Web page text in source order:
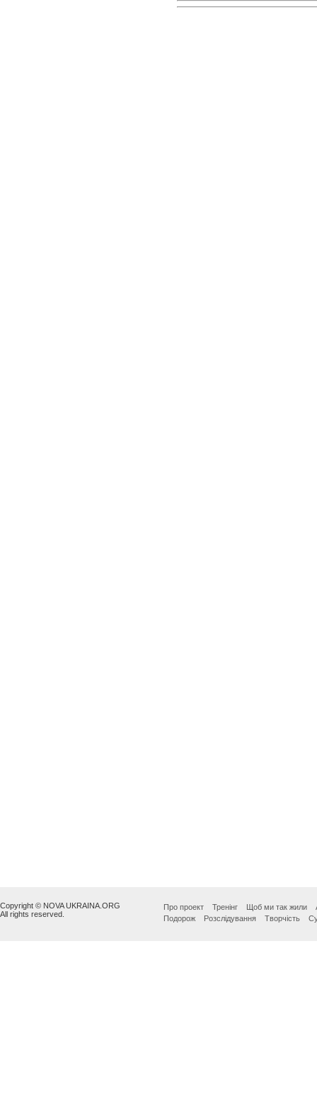
Copyright © NOVA UKRAINA.ORG
All rights reserved.
Про проект Тренінг Щоб ми так жили
Подорож
Розслідування Творчість